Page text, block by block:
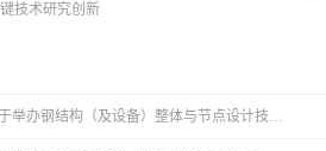
技术研究创新
举办钢结构（及设备）整体与节点设计技术分享会的通知